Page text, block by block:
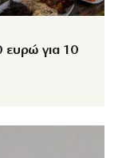
ευρώ για 10